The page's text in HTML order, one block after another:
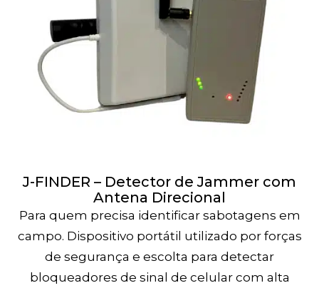
J-FINDER – Detector de Jammer com
Antena Direcional
Para quem precisa identificar sabotagens em
campo. Dispositivo portátil utilizado por forças
de segurança e escolta para detectar
bloqueadores de sinal de celular com alta